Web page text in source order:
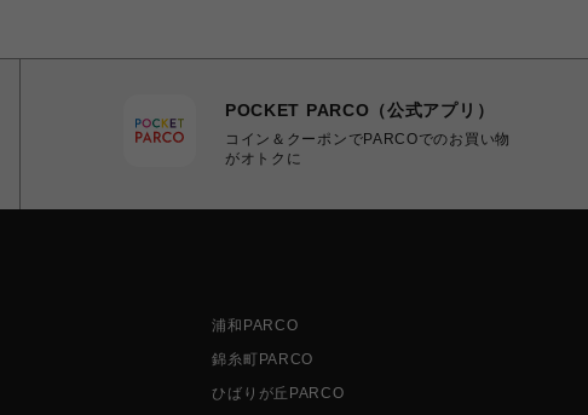
POCKET PARCO（公式アプリ）
コイン＆クーポンでPARCOでのお買い物
がオトクに
浦和PARCO
錦糸町PARCO
ひばりが丘PARCO